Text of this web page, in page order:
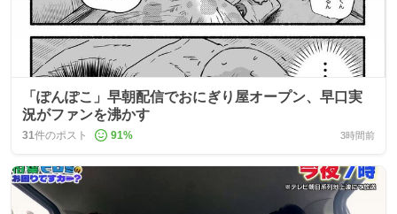
「ぽんぽこ」早朝配信でおにぎり屋オープン、早口実
況がファンを沸かす
31件のポスト 91% 3時間前